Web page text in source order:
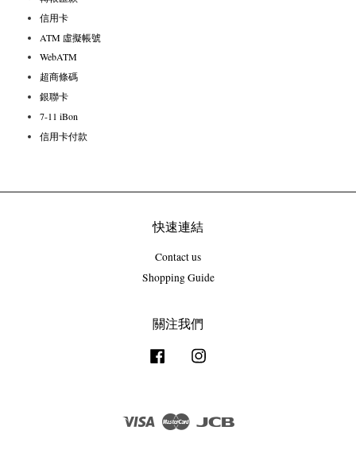
信用卡
ATM 虛擬帳號
WebATM
超商條碼
銀聯卡
7-11 iBon
信用卡付款
快速連結
Contact us
Shopping Guide
關注我們
Facebook
Visa Master